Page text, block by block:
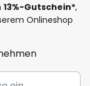
13%-Gutschein*,
Onlineshop